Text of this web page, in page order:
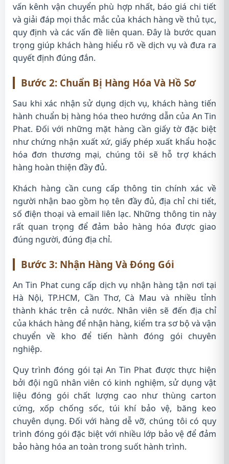
vấn kênh vận chuyển phù hợp nhất, báo giá chi tiết
và giải đáp mọi thắc mắc của khách hàng về thủ tục,
quy định và các vấn đề liên quan. Đây là bước quan
trọng giúp khách hàng hiểu rõ về dịch vụ và đưa ra
quyết định đúng đắn.
Bước 2: Chuẩn Bị Hàng Hóa Và Hồ Sơ
Sau khi xác nhận sử dụng dịch vụ, khách hàng tiến
hành chuẩn bị hàng hóa theo hướng dẫn của An Tin
Phat. Đối với những mặt hàng cần giấy tờ đặc biệt
như chứng nhận xuất xứ, giấy phép xuất khẩu hoặc
hóa đơn thương mại, chúng tôi sẽ hỗ trợ khách
hàng hoàn thiện đầy đủ.
Khách hàng cần cung cấp thông tin chính xác về
người nhận bao gồm họ tên đầy đủ, địa chỉ chi tiết,
số điện thoại và email liên lạc. Những thông tin này
rất quan trọng để đảm bảo hàng hóa được giao
đúng người, đúng địa chỉ.
Bước 3: Nhận Hàng Và Đóng Gói
An Tin Phat cung cấp dịch vụ nhận hàng tận nơi tại
Hà Nội, TP.HCM, Cần Thơ, Cà Mau và nhiều tỉnh
thành khác trên cả nước. Nhân viên sẽ đến địa chỉ
của khách hàng để nhận hàng, kiểm tra sơ bộ và vận
chuyển về kho để tiến hành đóng gói chuyên
nghiệp.
Quy trình đóng gói tại An Tin Phat được thực hiện
bởi đội ngũ nhân viên có kinh nghiệm, sử dụng vật
liệu đóng gói chất lượng cao như thùng carton
cứng, xốp chống sốc, túi khí bảo vệ, băng keo
chuyên dụng. Đối với hàng dễ vỡ, chúng tôi có quy
trình đóng gói đặc biệt với nhiều lớp bảo vệ để đảm
bảo hàng hóa an toàn trong suốt hành trình.